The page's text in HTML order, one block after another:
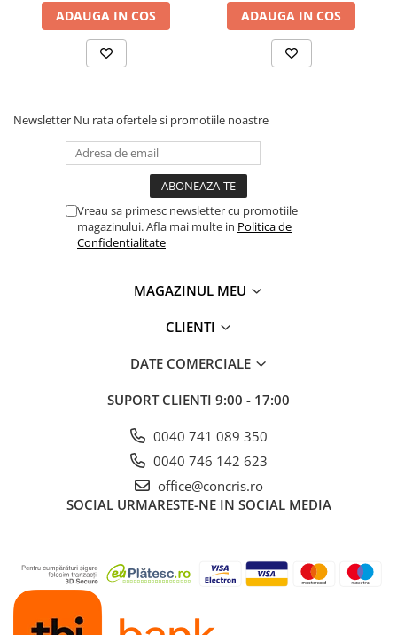
ADAUGA IN COS ADAUGA IN COS
Newsletter Nu rata ofertele si promotiile noastre
Vreau sa primesc newsletter cu promotiile
magazinului. Afla mai multe in Politica de
Confidentialitate
MAGAZINUL MEU
CLIENTI
DATE COMERCIALE
SUPORT CLIENTI 9:00 - 17:00
0040 741 089 350
0040 746 142 623
office@concris.ro
SOCIAL URMARESTE-NE IN SOCIAL MEDIA